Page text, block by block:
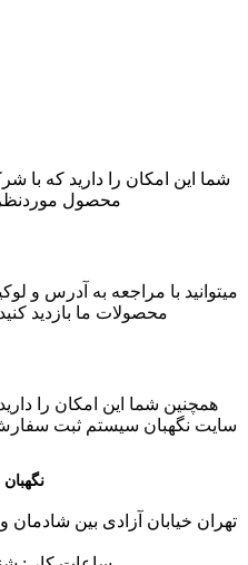
شما این امکان را دارید که
محصول موردنظر
میتوانید با مراجعه به آدرس
محصولات ما بازدید
همچنین شما این امکان را
سایت نگهبان سیستم ثبت
تهران خیابان آزادی بین